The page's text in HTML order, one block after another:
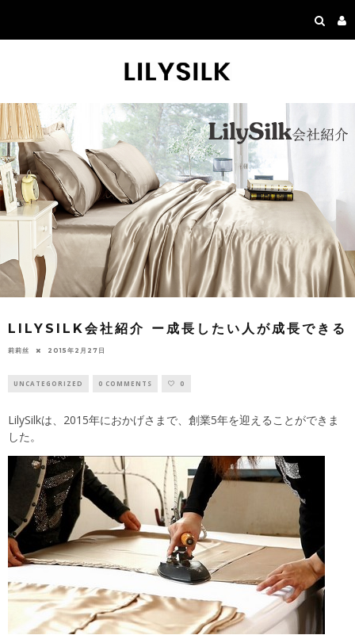
LILYSILK会社紹介 ー成長したい人が成長できる
莉莉丝 2015年2月27日
UNCATEGORIZED 0 COMMENTS 0
LilySilkは、2015年におかげさまで、創業5年を迎えることができま
した。